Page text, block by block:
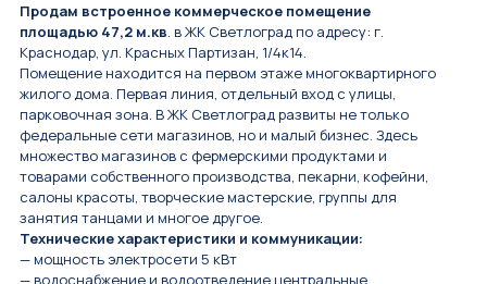
Продам встроенное коммерческое помещение
площадью 47,2 м.кв. в ЖК Светлоград по адресу: г.
Краснодар, ул. Красных Партизан, 1/4к14.
Помещение находится на первом этаже многоквартирного
жилого дома. Первая линия, отдельный вход с улицы,
парковочная зона. В ЖК Светлоград развиты не только
федеральные сети магазинов, но и малый бизнес. Здесь
множество магазинов с фермерскими продуктами и
товарами собственного производства, пекарни, кофейни,
салоны красоты, творческие мастерские, группы для
занятия танцами и многое другое.
Технические характеристики и коммуникации:
— мощность электросети 5 кВт
— водоснабжение и водоотведение центральные